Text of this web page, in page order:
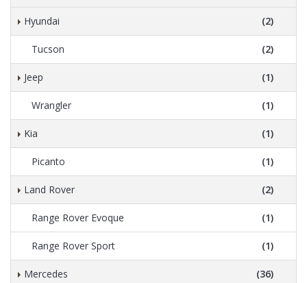
Hyundai (2)
Tucson (2)
Jeep (1)
Wrangler (1)
Kia (1)
Picanto (1)
Land Rover (2)
Range Rover Evoque (1)
Range Rover Sport (1)
Mercedes (36)